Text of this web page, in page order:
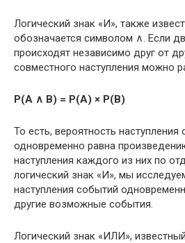
Логический знак «И», также
обозначается символом ∧. Если
происходят независимо друг от
совместного наступления можно
P(A ∧ B) = P(A) × P(B)
То есть, вероятность
одновременно равна
наступления каждого из них по
логический знак «И», мы
наступления событий
другие возможные события.
Логический знак «ИЛИ»,